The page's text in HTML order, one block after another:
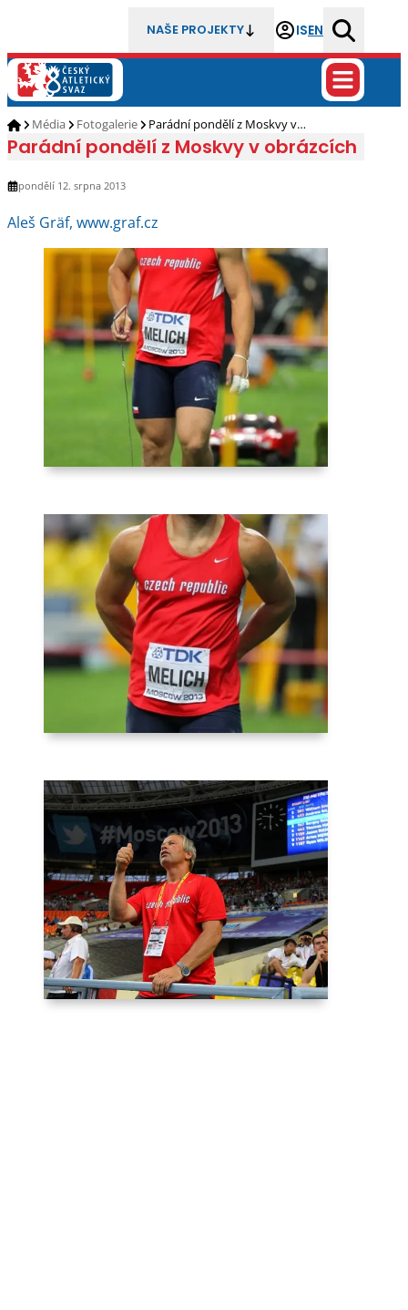
NAŠE PROJEKTY ISEN
Média Fotogalerie Parádní pondělí z Moskvy v…
Parádní pondělí z Moskvy v obrázcích
pondělí 12. srpna 2013
Aleš Gräf, www.graf.cz